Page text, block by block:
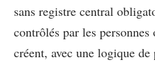
sans registre central
contrôlés par les
créent, avec une logique